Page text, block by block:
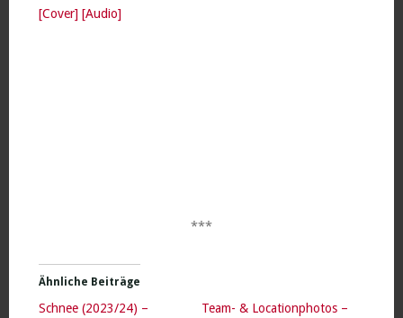
[Cover] [Audio]
***
Ähnliche Beiträge
Schnee (2023/24) –
Team- & Locationphotos –